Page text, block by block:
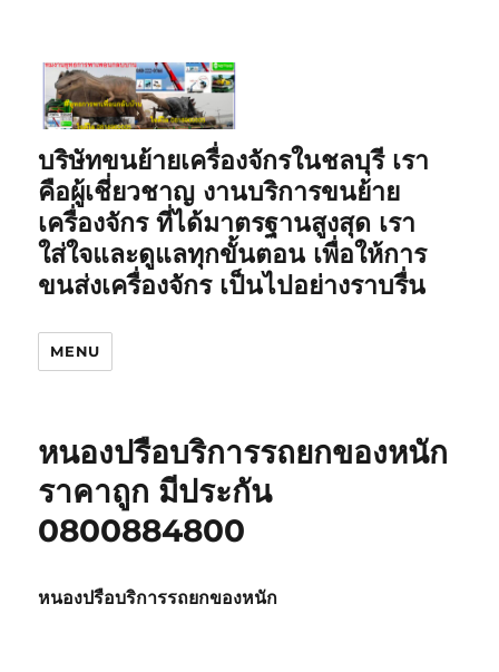
บริษัทขนย้ายเครื่องจักรในชลบุรี เรา
คือผู้เชี่ยวชาญ งานบริการขนย้าย
เครื่องจักร ที่ได้มาตรฐานสูงสุด เรา
ใส่ใจและดูแลทุกขั้นตอน เพื่อให้การ
ขนส่งเครื่องจักร เป็นไปอย่างราบรื่น
MENU
หนองปรือบริการรถยกของหนัก
ราคาถูก มีประกัน
0800884800
หนองปรือบริการรถยกของหนัก